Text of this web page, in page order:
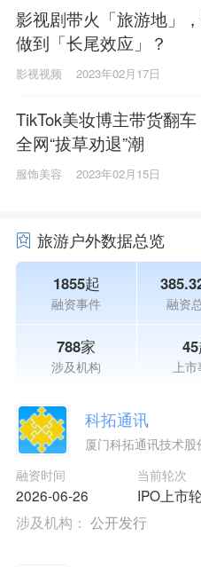
影视剧带火「旅游地」
做到「长尾效应」？
影视视频 2023年02月17日
TikTok美妆博主带货翻
全网“拔草劝退”潮
服饰美容 2023年02月15日
旅游户外数据总览
1855起
融资事件 融资
788家
涉及机构 上
科拓通讯
厦门科拓通讯技术股
融资时间
2026-06-26
当前轮次
IPO上市
涉及机构： 公开发行